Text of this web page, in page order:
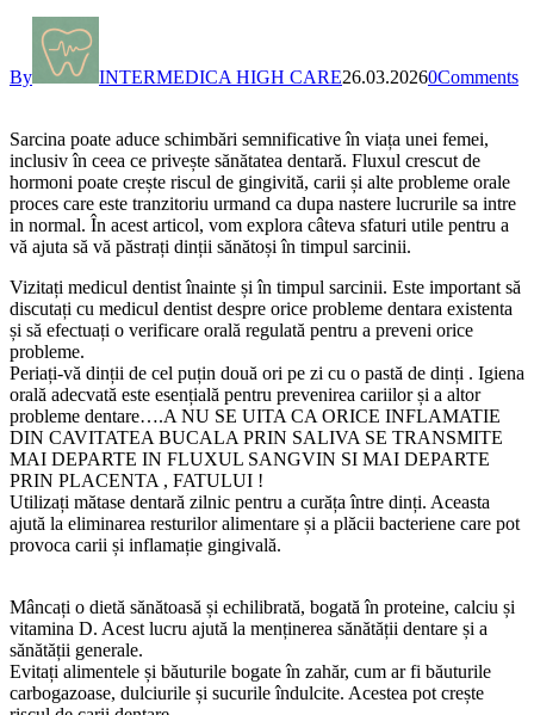
By INTERMEDICA HIGH CARE26.03.20260Comments
Sarcina poate aduce schimbări semnificative în viața unei femei,
inclusiv în ceea ce privește sănătatea dentară. Fluxul crescut de
hormoni poate crește riscul de gingivită, carii și alte probleme orale
proces care este tranzitoriu urmand ca dupa nastere lucrurile sa intre
in normal. În acest articol, vom explora câteva sfaturi utile pentru a
vă ajuta să vă păstrați dinții sănătoși în timpul sarcinii.
Vizitați medicul dentist înainte și în timpul sarcinii. Este important să
discutați cu medicul dentist despre orice probleme dentara existenta
și să efectuați o verificare orală regulată pentru a preveni orice
probleme.
Periați-vă dinții de cel puțin două ori pe zi cu o pastă de dinți . Igiena
orală adecvată este esențială pentru prevenirea cariilor și a altor
probleme dentare….A NU SE UITA CA ORICE INFLAMATIE
DIN CAVITATEA BUCALA PRIN SALIVA SE TRANSMITE
MAI DEPARTE IN FLUXUL SANGVIN SI MAI DEPARTE
PRIN PLACENTA , FATULUI !
Utilizați mătase dentară zilnic pentru a curăța între dinți. Aceasta
ajută la eliminarea resturilor alimentare și a plăcii bacteriene care pot
provoca carii și inflamație gingivală.
Mâncați o dietă sănătoasă și echilibrată, bogată în proteine, calciu și
vitamina D. Acest lucru ajută la menținerea sănătății dentare și a
sănătății generale.
Evitați alimentele și băuturile bogate în zahăr, cum ar fi băuturile
carbogazoase, dulciurile și sucurile îndulcite. Acestea pot crește